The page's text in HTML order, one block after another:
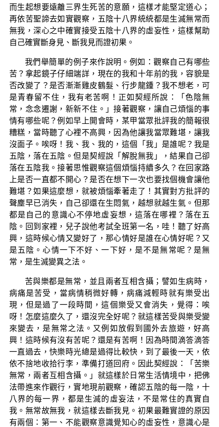
而生起想要遠離三界生死苦的意願，這樣才能堅定道心；
再依苦聖諦去如實觀察，五陰十八界統統都是生滅無常而
無我，深心之中確實接受五陰十八界的虛妄性，這樣幫助
自己確實斷身見、斷我見而證初果。
我們舉簡單的例子來作說明。例如：觀察自己有哪些
苦？拿起鏡子仔細端詳，現在的我和十年前的我，容貌是
否改變了？是否漸漸雞皮鶴髮、行步龍鍾？我不想老，可
是青春留不住，我有老苦啊！正如契經所說：「色陰無
常，念念遷謝，新新不住。」接著觀察，讓自己煩惱的事
情有哪些呢？例如早上開會時，某甲當眾批評我的簡報很
糟糕，當時聽了心裡不高興，因為他讓我當眾難堪，讓我
沒面子。唉呀！我、我、我的，這個「我」是誰呢？我是
五陰，落在五陰。但是契經說「解脫無我」，結果自己卻
落在五陰我。接著思惟觀察這個煩惱持續多久？在回家路
上是否一直都不開心？是否在想下一次也要找個機會讓他
難堪？如果這麼想，就被煩惱牽著走了！其實對方批評的
聲塵早已消失，自己卻還在生悶氣，越想就越生氣。但那
都是自己的意識心不停地虛妄想，這落在哪裡？落在五
陰。回到家裡，兒子說他考試全班第一名，哇！聽了好高
興，這時候心情又變好了，那心情好是誰在心情好呢？又
是五陰。心情一下不好、一下好，是不是無常呢？是無
常，是生滅變異之法。
苦與樂都是無常，並且兩者互相含攝；譬如生病時，
病痛是苦受，當病情稍微好轉，病痛減輕時就有樂受出
現，但是過了一段時間，這個樂受又會消失，覺得：唉
呀！怎麼這麼久了，還沒完全好呢？就這樣苦受與樂受變
來變去，是無常之法。又例如放假到國外去旅遊，好高
興！這時候有沒有苦呢？還是有苦啊！因為時間滴答滴答
一直過去，快樂時光總是過得比較快，到了最後一天，依
依不捨地收拾行李，準備打道回府。因此契經說：「苦樂
無常，兩者互相含攝。」就這樣於日常生活情境中，把佛
法帶進來作觀行，實地現前觀察，確認五陰的每一陰，十
八界的每一界，都是生滅的虛妄法，不是常住的真實自
我。無常故無我，就這樣去斷我見。初果最難實證的原因
有兩個：第一、不能觀察意識覺知心的虛妄性，意識心是